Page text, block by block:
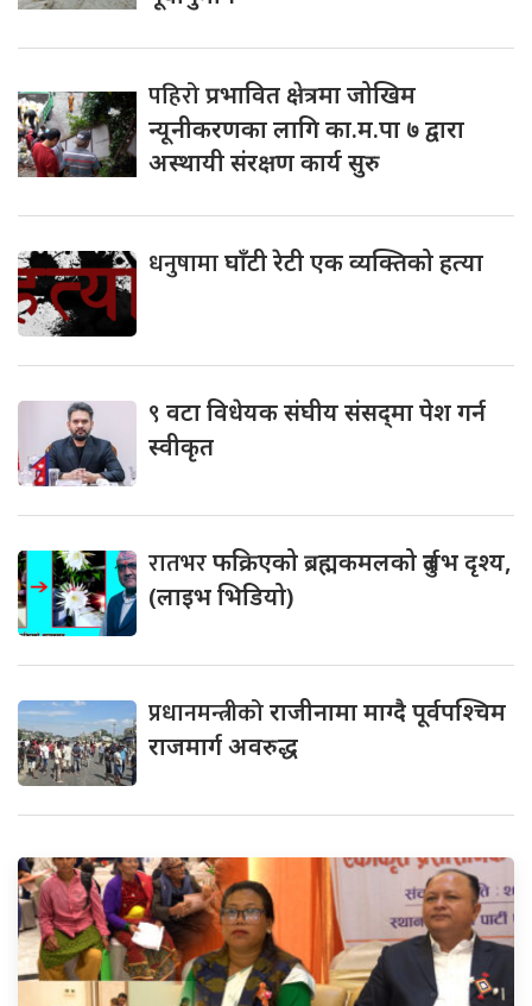
पहिरोप्रभावित क्षेत्रमा जोखिम
न्यूनीकरणका लागि का.म.पा ७ द्वारा
अस्थायी संरक्षण कार्य सुरु
धनुषामाघाँटी रेटी एक व्यक्तिको हत्या
९ वटा विधेयक संघीय संसद्‌मा पेश गर्न
स्वीकृत
रातभरफक्रिएको ब्रह्मकमलको दुर्लभ दृश्य,
(लाइभ भिडियो)
प्रधानमन्त्रीकोराजीनामा माग्दै पूर्वपश्चिम
राजमार्ग अवरुद्ध